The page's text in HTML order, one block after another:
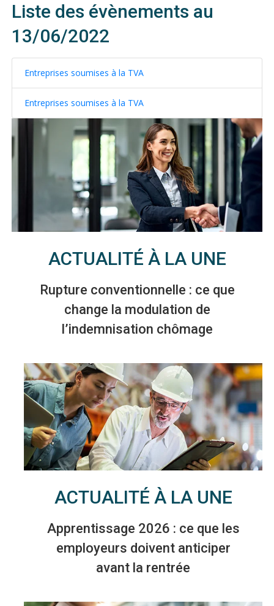
Liste des évènements au
13/06/2022
Entreprises soumises à la TVA
Entreprises soumises à la TVA
ACTUALITÉ À LA UNE
Rupture conventionnelle : ce que
change la modulation de
l’indemnisation chômage
ACTUALITÉ À LA UNE
Apprentissage 2026 : ce que les
employeurs doivent anticiper
avant la rentrée